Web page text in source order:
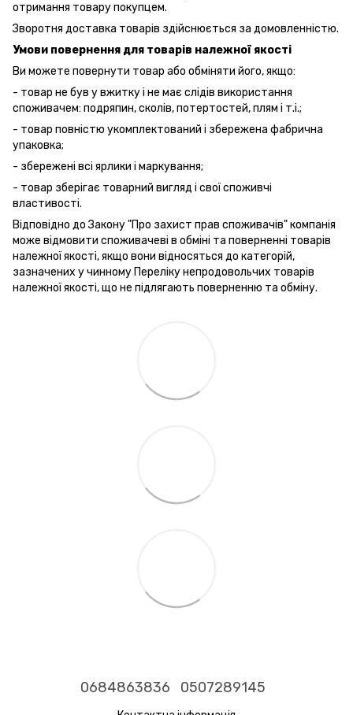
отримання товару покупцем.
Зворотня доставка товарів здійснюється за домовленністю.
Умови повернення для товарів належної якості
Ви можете повернути товар або обміняти його, якщо:
- товар не був у вжитку і не має слідів використання
споживачем: подряпин, сколів, потертостей, плям і т.і.;
- товар повністю укомплектований і збережена фабрична
упаковка;
- збережені всі ярлики і маркування;
- товар зберігає товарний вигляд і свої споживчі
властивості.
Відповідно до Закону "Про захист прав споживачів" компанія
може відмовити споживачеві в обміні та поверненні товарів
належної якості, якщо вони відносяться до категорій,
зазначених у чинному Переліку непродовольчих товарів
належної якості, що не підлягають поверненню та обміну.
0684863836 0507289145